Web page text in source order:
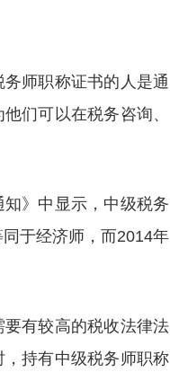
师职称证书的人是通
们可以在税务咨询、
》中显示，中级税务
于经济师，而2014年
有较高的税收法律法
持有中级税务师职称